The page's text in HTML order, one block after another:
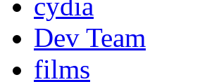
Dev Team
films